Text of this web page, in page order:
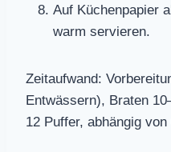
Auf Küchenpapier
warm servieren.
Zeitaufwand:
Entwässern), Braten
12 Puffer, abhängig von